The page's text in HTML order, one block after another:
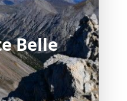
Belle